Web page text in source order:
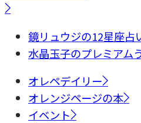
鏡リュウジの12星座占
水晶玉子のプレミアム
オレペデイリー
オレンジページの本
イベント